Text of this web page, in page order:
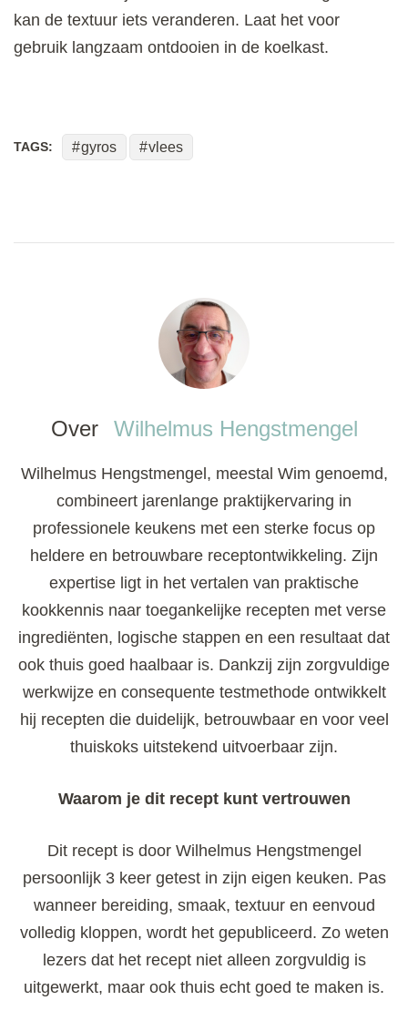
kan de textuur iets veranderen. Laat het voor
gebruik langzaam ontdooien in de koelkast.
TAGS: gyros vlees
Over Wilhelmus Hengstmengel
Wilhelmus Hengstmengel, meestal Wim genoemd,
combineert jarenlange praktijkervaring in
professionele keukens met een sterke focus op
heldere en betrouwbare receptontwikkeling. Zijn
expertise ligt in het vertalen van praktische
kookkennis naar toegankelijke recepten met verse
ingrediënten, logische stappen en een resultaat dat
ook thuis goed haalbaar is. Dankzij zijn zorgvuldige
werkwijze en consequente testmethode ontwikkelt
hij recepten die duidelijk, betrouwbaar en voor veel
thuiskoks uitstekend uitvoerbaar zijn.
Waarom je dit recept kunt vertrouwen
Dit recept is door Wilhelmus Hengstmengel
persoonlijk 3 keer getest in zijn eigen keuken. Pas
wanneer bereiding, smaak, textuur en eenvoud
volledig kloppen, wordt het gepubliceerd. Zo weten
lezers dat het recept niet alleen zorgvuldig is
uitgewerkt, maar ook thuis echt goed te maken is.